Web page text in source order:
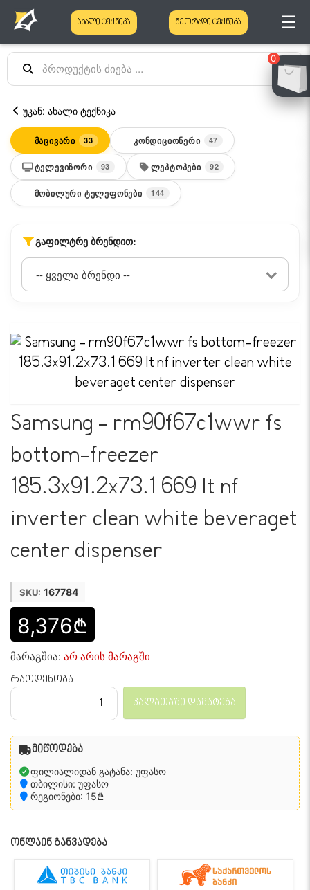
0
ახალი ტექნიკა მეორადი ტექნიკა ☰
უკან: ახალი ტექნიკა
ᲛᲐᲪᲘᲕᲐᲠᲘ 33 ᲙᲝᲜᲓᲘᲪᲘᲝᲜᲔᲠᲘ 47
ᲢᲔᲚᲔᲕᲘᲖᲝᲠᲘ 93 ᲚᲔᲞᲢᲝᲞᲔᲑᲘ 92
ᲛᲝᲑᲘᲚᲣᲠᲘ ᲢᲔᲚᲔᲤᲝᲜᲔᲑᲘ 144
ᲒᲐᲤᲘᲚᲢᲠᲔ ᲑᲠᲔᲜᲓᲘᲗ:
Samsung - rm90f67c1wwr fs
bottom-freezer
185.3x91.2x73.1 669 lt nf
inverter clean white beveraget
center dispenser
SKU: 167784
8,376₾
მარაგშია: არ არის მარაგში
რაოდენობა
კალათაში დამატება
მიწოდება
ფილიალიდან გატანა: უფასო
თბილისი: უფასო
რეგიონები: 15₾
ონლაინ განვადება